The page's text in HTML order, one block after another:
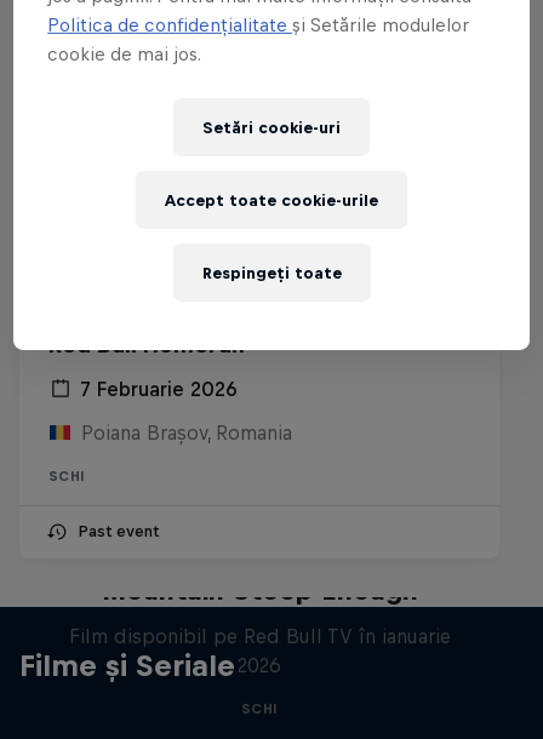
Red Bull Homerun
7 Februarie 2026
Poiana Brașov, Romania
SCHI
Past event
Filme și Seriale
Mountain Steep Enough
Film disponibil pe Red Bull TV în ianuarie
2026
SCHI
Politica de confidențialitateși Setările modulelor
cookie de mai jos.
Setări cookie-uri
Respingeți toate
Accept toate cookie-urile